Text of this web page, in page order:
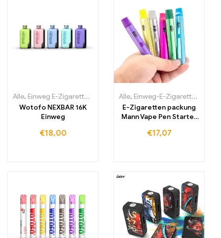
Alle, Einweg E-Zigaretten Einweg-E-Zigaretten Irland,Einweg-E-
Wotofo NEXBAR 16K
Einweg
€18,00
Alle, Einweg-E-Zigaretten Litauen
E-Zigaretten packung
Mann Vape Pen Starter
€17,07